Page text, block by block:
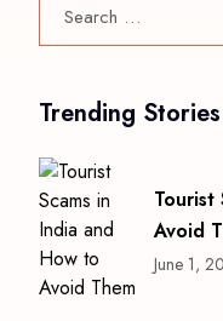
Trending Stories
Tourist
Avoid
June 1,